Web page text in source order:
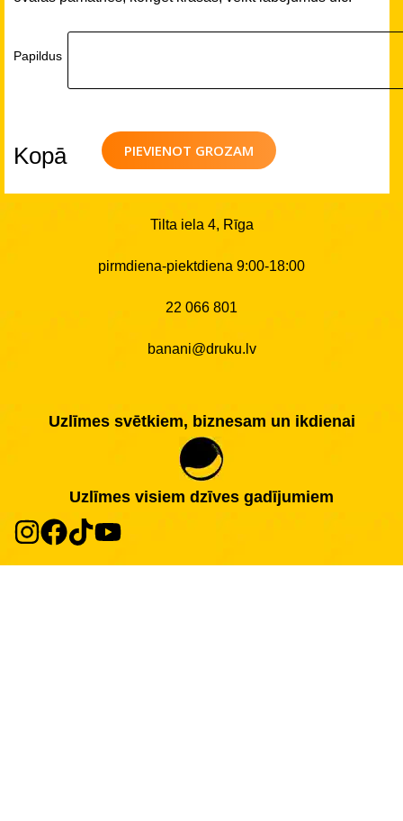
Papildus
PIEVIENOT GROZAM
Kopā
Tilta iela 4, Rīga
pirmdiena-piektdiena 9:00-18:00
22 066 801
banani@druku.lv
Uzlīmes svētkiem, biznesam un ikdienai
Uzlīmes visiem dzīves gadījumiem